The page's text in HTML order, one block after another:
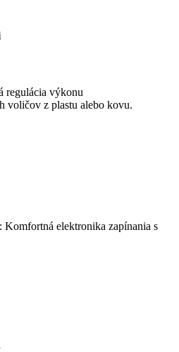
regulácia výkonu
voličov z plastu alebo kovu.
Komfortná elektronika zapínania s